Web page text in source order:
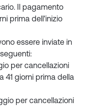
Il pagamento
prima dell'inizio
essere inviate in
per cancellazioni
41 giorni prima della
per cancellazioni